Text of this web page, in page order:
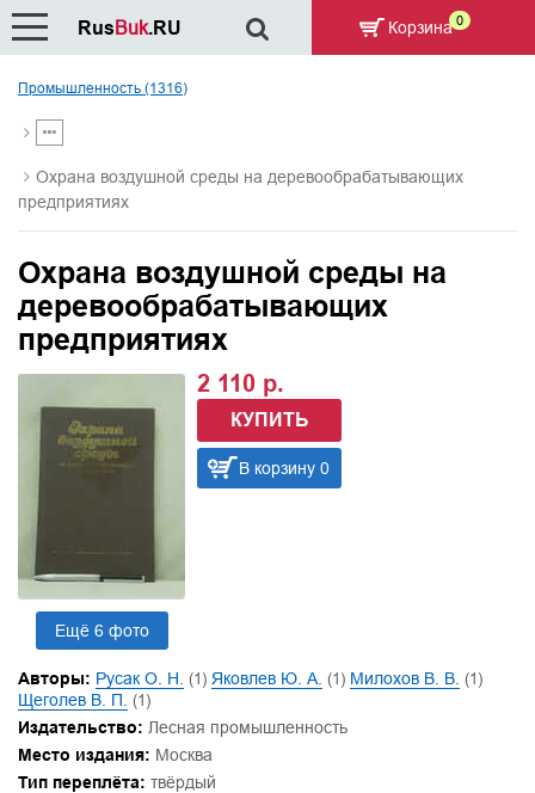
Промышленность (1316)
Охрана воздушной среды на деревообрабатывающих
предприятиях
Охрана воздушной среды на
деревообрабатывающих
предприятиях
Ещё 6 фото
2 110 р.
КУПИТЬ
В корзину 0
Авторы: Русак О. Н. (1) Яковлев Ю. А. (1) Милохов В. В. (1)
Щеголев В. П. (1)
Издательство: Лесная промышленность
Место издания: Москва
Тип переплёта: твёрдый
RusBuk.RU Корзина 0